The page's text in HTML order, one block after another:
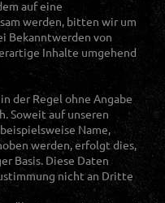
auf eine
werden, bitten wir um
Bekanntwerden von
Inhalte umgehend
der Regel ohne Angabe
Soweit auf unseren
Name,
werden, erfolgt dies,
Basis. Diese Daten
nicht an Dritte